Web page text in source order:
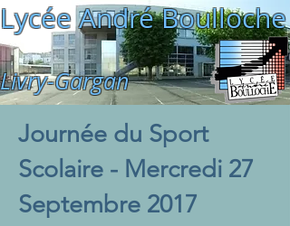
Lycée André Boulloche
Livry-Gargan
Journée du Sport
Scolaire - Mercredi 27
Septembre 2017